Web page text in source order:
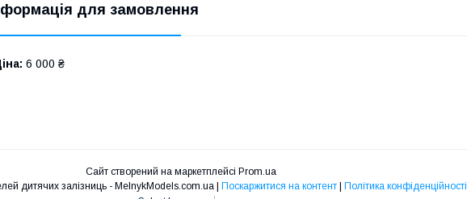
для замовлення
6 000 ₴
Сайт створений на маркетплейсі Prom.ua
Інтернет магазин моделей дитячих залізниць - MelnykModels.com.ua | Поскаржитися на контент | Політика конфіденційності